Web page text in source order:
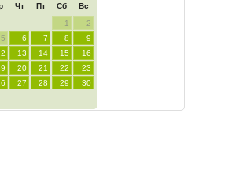
Чт Пт Сб Вс
1
2
5 6 7 8
9
13 14 15
16
20 21 22
23
27 28 29
30